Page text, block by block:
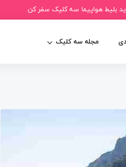
بلیط هواپیما سه کلیک سفر کن
مجله سه کلیک